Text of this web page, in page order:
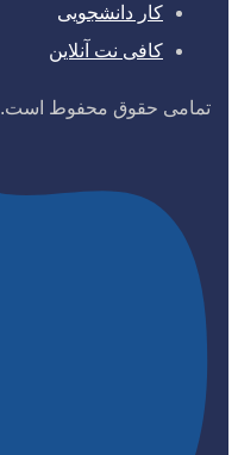
کار دانشجویی
کافی نت آنلاین
تمامی حقوق محفوط است.